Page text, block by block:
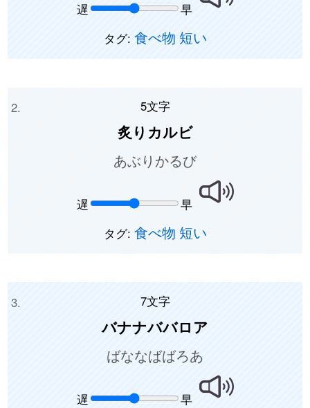
遅
早
タグ: 食べ物 短い
5文字
炙りカルビ
あぶりかるび
遅
早
タグ: 食べ物 短い
7文字
バナナババロア
ばななばばろあ
遅
早